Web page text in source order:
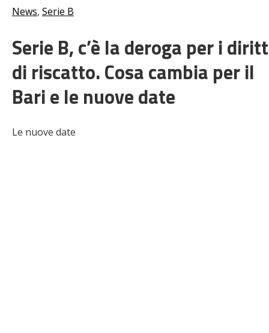
Focus
Serie B
Video
News, Serie B
Serie B, c’è la deroga per i
di riscatto. Cosa cambia per il
Bari e le nuove date
Le nuove date